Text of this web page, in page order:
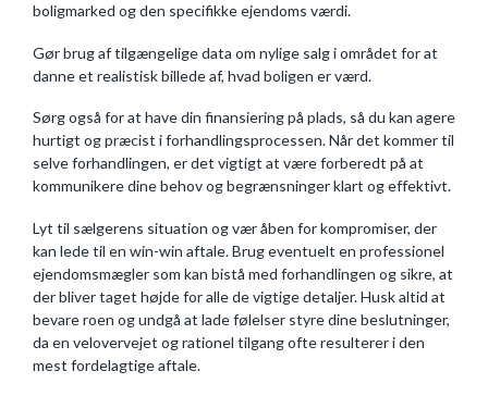
boligmarked og den specifikke ejendoms værdi.
Gør brug af tilgængelige data om nylige salg i området for at
danne et realistisk billede af, hvad boligen er værd.
Sørg også for at have din finansiering på plads, så du kan agere
hurtigt og præcist i forhandlingsprocessen. Når det kommer til
selve forhandlingen, er det vigtigt at være forberedt på at
kommunikere dine behov og begrænsninger klart og effektivt.
Lyt til sælgerens situation og vær åben for kompromiser, der
kan lede til en win-win aftale. Brug eventuelt en professionel
ejendomsmægler som kan bistå med forhandlingen og sikre, at
der bliver taget højde for alle de vigtige detaljer. Husk altid at
bevare roen og undgå at lade følelser styre dine beslutninger,
da en velovervejet og rationel tilgang ofte resulterer i den
mest fordelagtige aftale.